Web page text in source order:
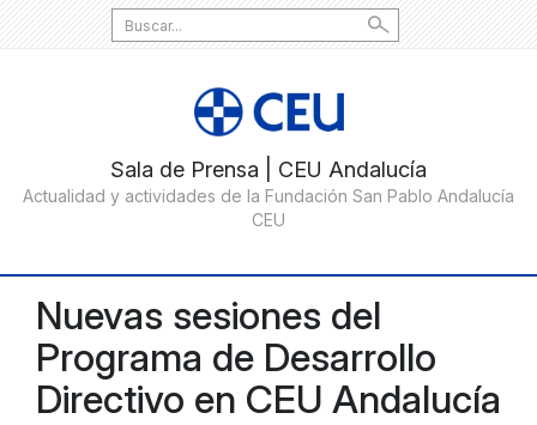
Search
for:
Nuevas sesiones del
Programa de Desarrollo
Directivo en CEU Andalucía